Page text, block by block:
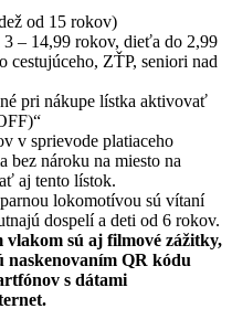
od 15 rokov)
– 14,99 rokov, dieťa do 2,99
cestujúceho, ZŤP, seniori nad
pri nákupe lístka aktivovať
v sprievode platiaceho
bez nároku na miesto na
aj tento lístok.
lokomotívou sú vítaní
dospelí a deti od 6 rokov.
sú aj filmové zážitky,
naskenovaním QR kódu
s dátami